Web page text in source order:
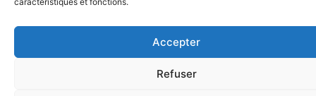
Accepter
Refuser